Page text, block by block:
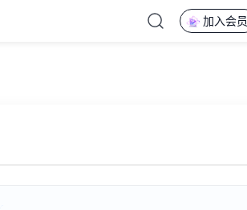
加入会员